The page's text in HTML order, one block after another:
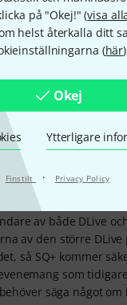
på "Okej!" (visa
helst återkalla ditt
(här
Okej
Ytterligare
Finstilt · Privacy Policy
NiHae 26.05.2026
jag att det är en
av SQ-serien.
av både DLive
av den större DLive
så SQ+ kommer
som
säga något